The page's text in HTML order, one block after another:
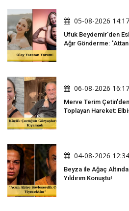
05-08-2026 14:17
Ufuk Beydemir'den
Ağır Gönderme:
06-08-2026 16:17
Merve Terim
Toplayan Hareket:
04-08-2026 12:34
Beyza ile Ağaç
Yıldırım Konuştu!